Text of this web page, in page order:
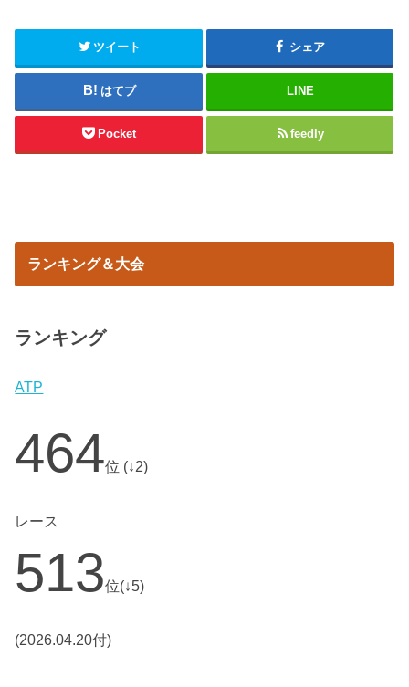
ツイート シェア
はてブ LINE
Pocket feedly
ランキング＆大会
ランキング
ATP
464位 (↓2)
レース
513位(↓5)
(2026.04.20付)